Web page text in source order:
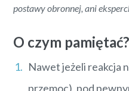
postawy obronnej, ani
O czym pamiętać?
Nawet jeżeli reakcja
przemoc), pod